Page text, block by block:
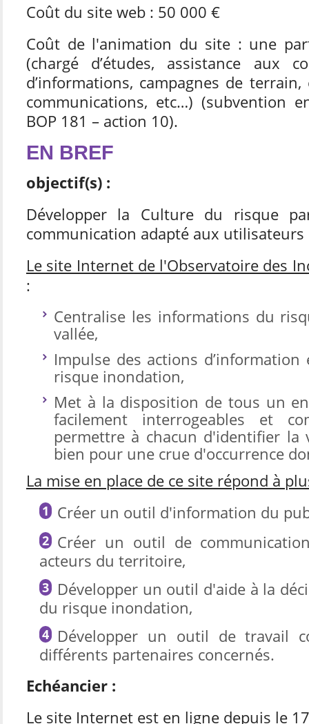
Coût du site web : 50 000 €
Coût de l'animation du site : une
(chargé d’études, assistance aux
d’informations, campagnes de
communications, etc…) (subvention
BOP 181 – action 10).
EN BREF
objectif(s) :
Développer la Culture du risque
communication adapté aux utilisateurs
Le site Internet de l'Observatoire des
:
Centralise les informations du
vallée,
Impulse des actions
risque inondation,
Met à la disposition de tous un
facilement interrogeables et
permettre à chacun d'identifier la
bien pour une crue d'occurrence
La mise en place de ce site répond à
Créer un outil d'information du
Créer un outil de
acteurs du territoire,
Développer un outil d'aide à la
du risque inondation,
Développer un outil de travail
différents partenaires concernés.
Echéancier :
Le site Internet est en ligne depuis le